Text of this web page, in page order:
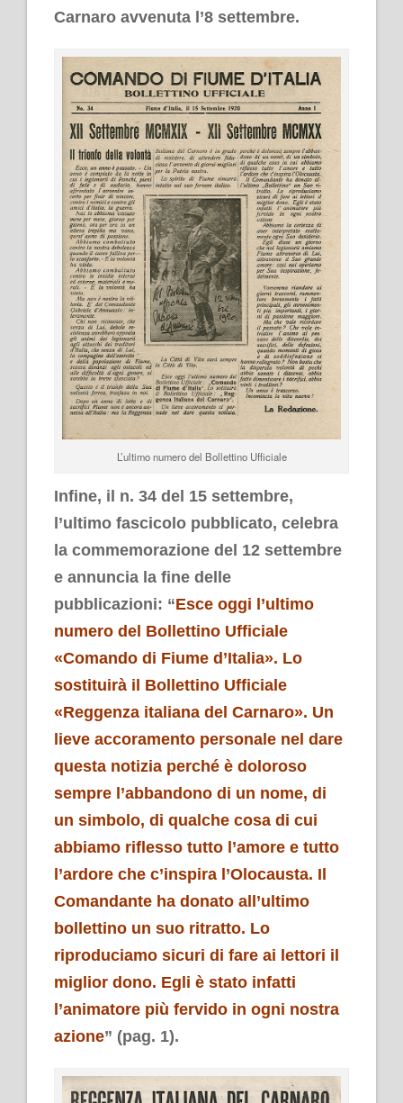
Carnaro avvenuta l’8 settembre.
L’ultimo numero del Bollettino Ufficiale
Infine, il n. 34 del 15 settembre,
l’ultimo fascicolo pubblicato, celebra
la commemorazione del 12 settembre
e annuncia la fine delle
pubblicazioni: “Esce oggi l’ultimo
numero del Bollettino Ufficiale
«Comando di Fiume d’Italia». Lo
sostituirà il Bollettino Ufficiale
«Reggenza italiana del Carnaro». Un
lieve accoramento personale nel dare
questa notizia perché è doloroso
sempre l’abbandono di un nome, di
un simbolo, di qualche cosa di cui
abbiamo riflesso tutto l’amore e tutto
l’ardore che c’inspira l’Olocausta. Il
Comandante ha donato all’ultimo
bollettino un suo ritratto. Lo
riproduciamo sicuri di fare ai lettori il
miglior dono. Egli è stato infatti
l’animatore più fervido in ogni nostra
azione” (pag. 1).